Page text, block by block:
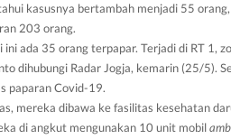
kasusnya bertambah menjadi 55
203 orang.
ini ada 35 orang terpapar. Terjadi di RT 1,
dihubungi Radar Jogja, kemarin (25/5).
paparan Covid-19.
mereka dibawa ke fasilitas kesehatan
di angkut mengunakan 10 unit mobil